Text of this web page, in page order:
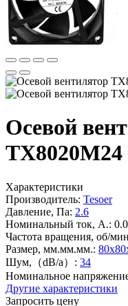
Осевой
TX8020M24
Характеристики
Производитель: Tesoer
Давление, Па: 2.6
Номинальный ток, А.:
Частота вращения, об/
Размер, мм.мм.мм.:
Шум,（dB/a）: 34
Номинальное
Другие характеристики
Запросить цену